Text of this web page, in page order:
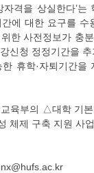
격을 상실한다’는
에 대한 요구를 수
한 사전정보가 충
신청 정정기간을
휴학·자퇴기간을
교육부의 △대학 기
체제 구축 지원 사